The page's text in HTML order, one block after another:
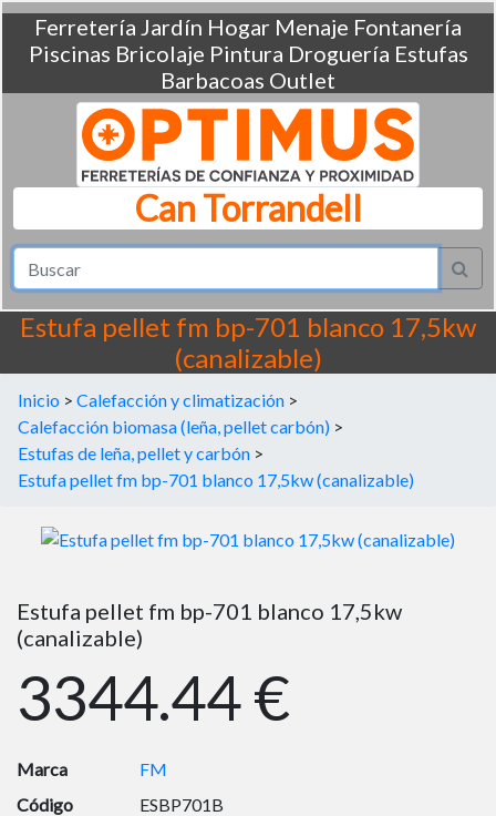
Ferretería Jardín Hogar Menaje Fontanería
Piscinas Bricolaje Pintura Droguería Estufas
Barbacoas Outlet
Can Torrandell
Estufa pellet fm bp-701 blanco 17,5kw
(canalizable)
Inicio > Calefacción y climatización >
Calefacción biomasa (leña, pellet carbón) >
Estufas de leña, pellet y carbón >
Estufa pellet fm bp-701 blanco 17,5kw (canalizable)
Estufa pellet fm bp-701 blanco 17,5kw
(canalizable)
3344.44 €
Marca
FM
Código
ESBP701B